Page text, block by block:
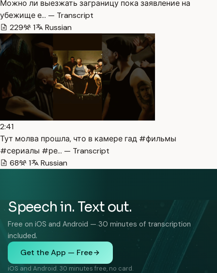
Можно ли выезжать заграницу пока заявление на
убежище е… — Transcript
229
1 Russian
2:41
Тут молва прошла, что в камере гад #фильмы
#сериалы #ре… — Transcript
68
1 Russian
Speech in. Text out.
Free on iOS and Android — 30 minutes of transcription
included.
Get the App — Free
iOS and Android. 30 minutes free, no card.